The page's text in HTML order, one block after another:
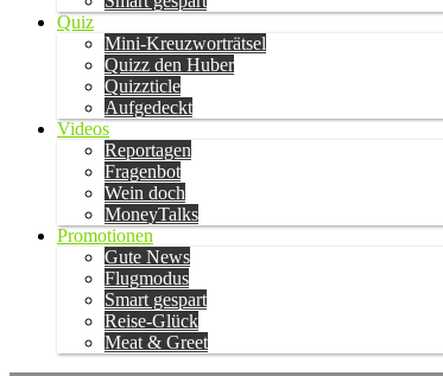
Quiz
Mini-Kreuzworträtsel
Quizz den Huber
Quizzticle
Aufgedeckt
Videos
Reportagen
Fragenbot
Wein doch
MoneyTalks
Promotionen
Gute News
Flugmodus
Smart gespart
Reise-Glück
Meat & Greet